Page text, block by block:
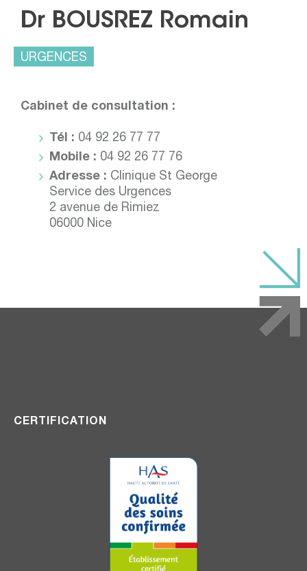
Dr BOUSREZ Romain
URGENCES
Cabinet de consultation :
Tél : 04 92 26 77 77
Mobile : 04 92 26 77 76
Adresse : Clinique St George
Service des Urgences
2 avenue de Rimiez
06000 Nice
CERTIFICATION